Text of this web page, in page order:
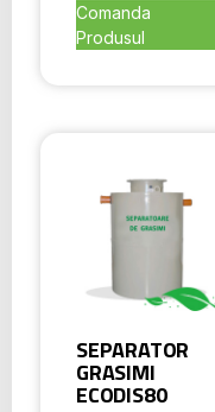
Comanda
Produsul
SEPARATOR
GRASIMI
ECODIS80